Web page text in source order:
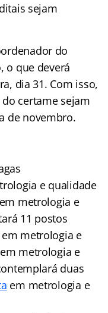
sejam
do
o que deverá
dia 31. Com isso,
certame sejam
de novembro.
e qualidade
metrologia e
11 postos
metrologia e
metrologia e
duas
em metrologia e